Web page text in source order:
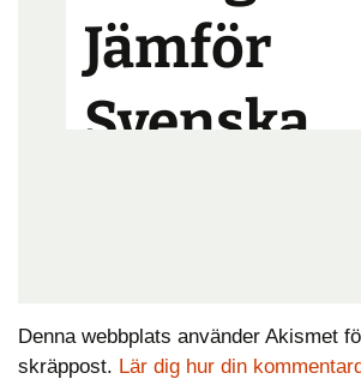
Denna webbplats använder Akismet
skräppost. Lär dig hur din